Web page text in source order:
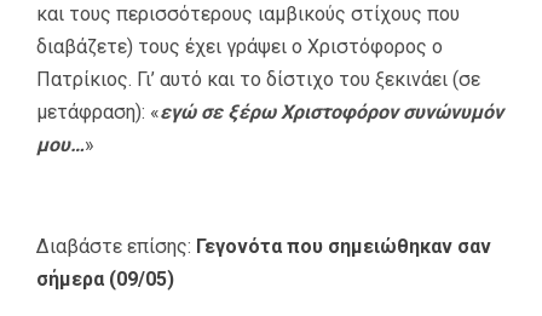
και τους περισσότερους ιαμβικούς στίχους που
διαβάζετε) τους έχει γράψει ο Xριστόφορος ο
Πατρίκιος. Γι’ αυτό και το δίστιχο του ξεκινάει (σε
μετάφραση): «εγώ σε ξέρω Xριστοφόρον συνώνυμόν
μου…»
Διαβάστε επίσης: Γεγονότα που σημειώθηκαν σαν
σήμερα (09/05)